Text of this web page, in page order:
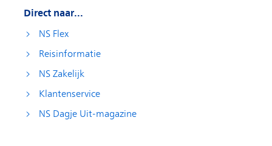
Direct naar...
NS Flex
Reisinformatie
NS Zakelijk
Klantenservice
NS Dagje Uit-magazine